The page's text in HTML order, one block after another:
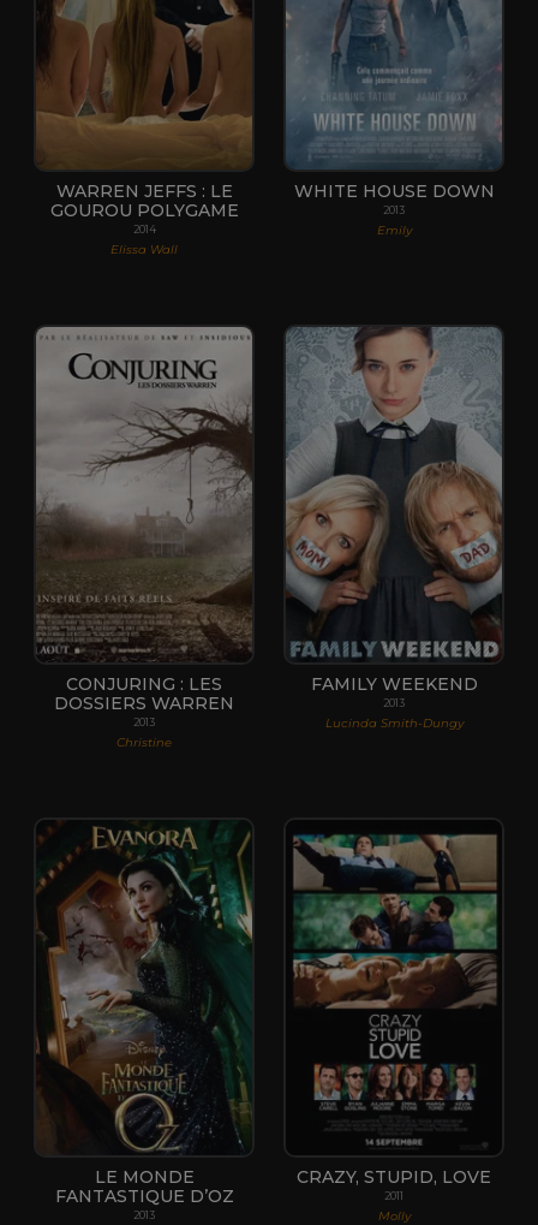
WARREN JEFFS : LE
GOUROU POLYGAME
2014
Elissa Wall
WHITE HOUSE DOWN
2013
Emily
CONJURING : LES
DOSSIERS WARREN
2013
Christine
FAMILY WEEKEND
2013
Lucinda Smith-Dungy
LE MONDE
FANTASTIQUE D’OZ
2013
CRAZY, STUPID, LOVE
2011
Molly